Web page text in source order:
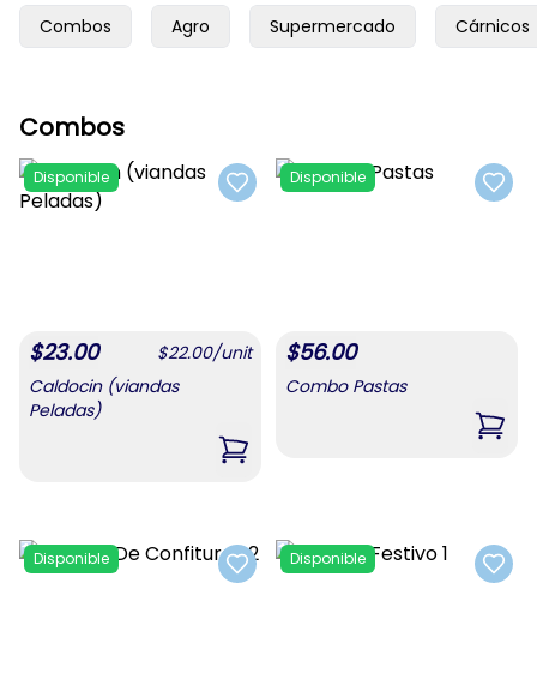
Combos Agro Supermercado Cárnicos
Combos
Add to favorites
Disponible
$23.00 $22.00/unit
Caldocin (viandas
Peladas)
,Caldocin (viandas Peladas)
Add
Disponible
$56.00
Combo Pastas
,
Add to favorites
Disponible
Add
Disponible